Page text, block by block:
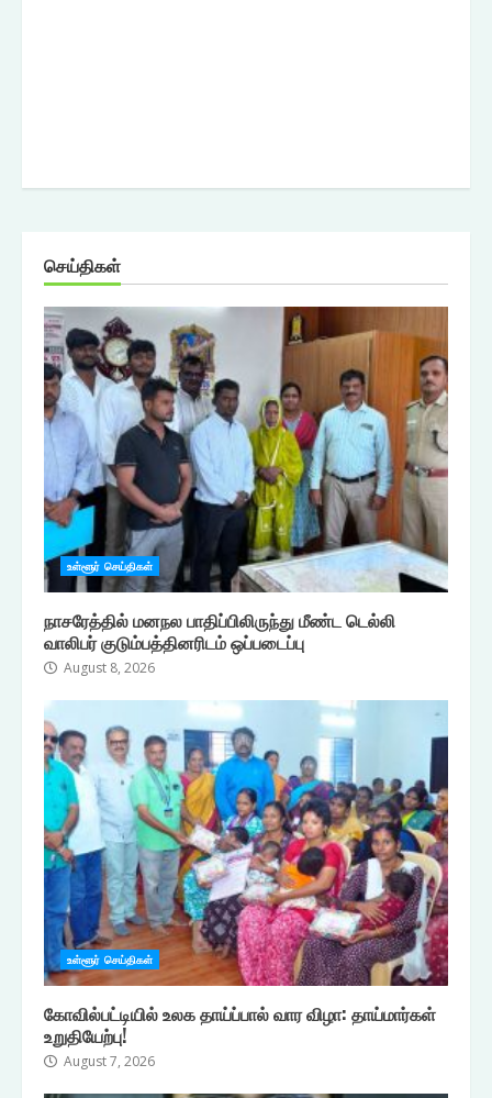
செய்திகள்
உள்ளூர் செய்திகள்
நாசரேத்தில் மனநல பாதிப்பிலிருந்து மீண்ட டெல்லி
வாலிபர் குடும்பத்தினரிடம் ஒப்படைப்பு
August 8, 2026
உள்ளூர் செய்திகள்
கோவில்பட்டியில் உலக தாய்ப்பால் வார விழா: தாய்மார்கள்
உறுதியேற்பு!
August 7, 2026